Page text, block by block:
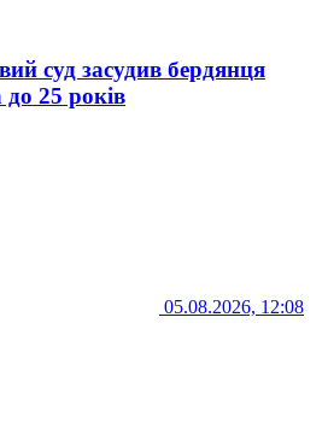
суд засудив бердянця
25 років
05.08.2026, 12:08